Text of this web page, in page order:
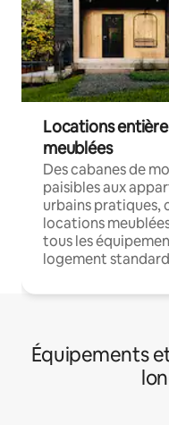
Locations
meublées
Des cabanes de
paisibles aux
urbains pratiques,
locations
tous les
logement
Équipements